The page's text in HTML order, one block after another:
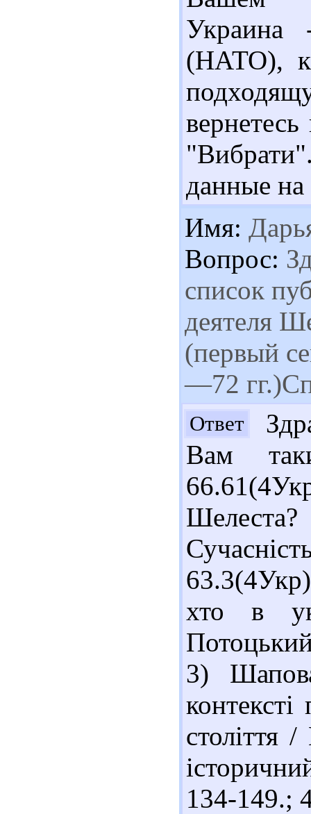
Украина
(НАТО),
данные
Имя:
Вопрос:
список
деятеля
(первый
—72
Ответ
Вам
хто в
3)
століття
134-149.;